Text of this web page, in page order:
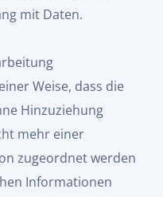
mit Daten.
Weise, dass die
Hinzuziehung
mehr einer
zugeordnet werden
Informationen